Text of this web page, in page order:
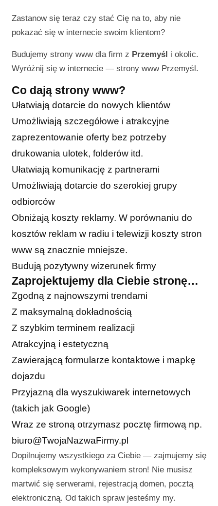
Zastanow się teraz czy stać Cię na to, aby nie
pokazać się w internecie swoim klientom?
Budujemy strony www dla firm z Przemyśl i okolic.
Wyróżnij się w internecie — strony www Przemyśl.
Co dają strony www?
Ułatwiają dotarcie do nowych klientów
Umożliwiają szczegółowe i atrakcyjne
zaprezentowanie oferty bez potrzeby
drukowania ulotek, folderów itd.
Ułatwiają komunikację z partnerami
Umożliwiają dotarcie do szerokiej grupy
odbiorców
Obniżają koszty reklamy. W porównaniu do
kosztów reklam w radiu i telewizji koszty stron
www są znacznie mniejsze.
Budują pozytywny wizerunek firmy
Zaprojektujemy dla Ciebie stronę…
Zgodną z najnowszymi trendami
Z maksymalną dokładnością
Z szybkim terminem realizacji
Atrakcyjną i estetyczną
Zawierającą formularze kontaktowe i mapkę
dojazdu
Przyjazną dla wyszukiwarek internetowych
(takich jak Google)
Wraz ze stroną otrzymasz pocztę firmową np.
biuro@TwojaNazwaFirmy.pl
Dopilnujemy wszystkiego za Ciebie — zajmujemy się
kompleksowym wykonywaniem stron! Nie musisz
martwić się serwerami, rejestracją domen, pocztą
elektroniczną. Od takich spraw jesteśmy my.